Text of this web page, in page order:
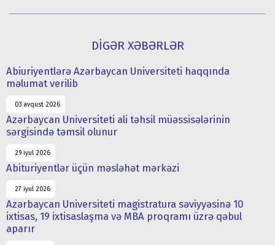
DİGƏR XƏBƏRLƏR
Abiuriyentlərə Azərbaycan Universiteti haqqında
məlumat verilib
03 avqust 2026
Azərbaycan Universiteti ali təhsil müəssisələrinin
sərgisində təmsil olunur
29 iyul 2026
Abituriyentlər üçün məsləhət mərkəzi
27 iyul 2026
Azərbaycan Universiteti magistratura səviyyəsinə 10
ixtisas, 19 ixtisaslaşma və MBA proqramı üzrə qəbul
aparır